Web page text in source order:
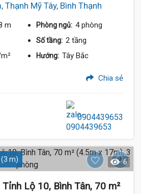
Thạnh Mỹ Tây, Bình Thạnh
m Phòng ngủ: 4 phòng
Số tầng: 2 tầng
Hướng: Tây Bắc
Chia sẻ
0904439653
(3 m) 6
Tỉnh Lộ 10, Bình Tân, 70 m²